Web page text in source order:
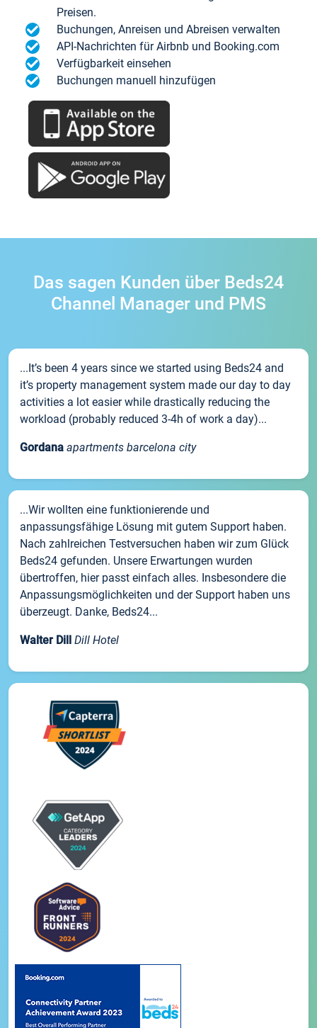
Preisen.
Buchungen, Anreisen und Abreisen verwalten
API-Nachrichten für Airbnb und Booking.com
Verfügbarkeit einsehen
Buchungen manuell hinzufügen
Das sagen Kunden über Beds24
Channel Manager und PMS
...It’s been 4 years since we started using Beds24 and
it’s property management system made our day to day
activities a lot easier while drastically reducing the
workload (probably reduced 3-4h of work a day)...
Gordana apartments barcelona city
...Wir wollten eine funktionierende und
anpassungsfähige Lösung mit gutem Support haben.
Nach zahlreichen Testversuchen haben wir zum Glück
Beds24 gefunden. Unsere Erwartungen wurden
übertroffen, hier passt einfach alles. Insbesondere die
Anpassungsmöglichkeiten und der Support haben uns
überzeugt. Danke, Beds24...
Walter Dill Dill Hotel